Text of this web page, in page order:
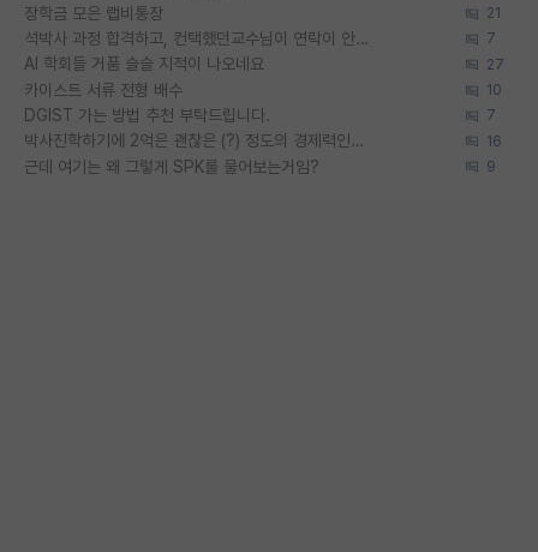
장학금 모은 랩비통장 21
석박사 과정 합격하고, 컨택했던교수님이 연락이 안됩니다... 7
AI 학회들 거품 슬슬 지적이 나오네요 27
카이스트 서류 전형 배수 10
DGIST 가는 방법 추천 부탁드립니다. 7
박사진학하기에 2억은 괜찮은 (?) 정도의 경제력인가요 16
근데 여기는 왜 그렇게 SPK를 물어보는거임? 9